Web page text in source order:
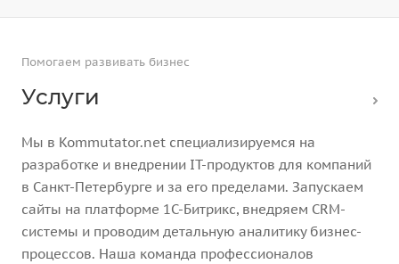
Помогаем развивать бизнес
Услуги
Мы в Kommutator.net специализируемся на
разработке и внедрении IT-продуктов для компаний
в Санкт-Петербурге и за его пределами. Запускаем
сайты на платформе 1С-Битрикс, внедряем CRM-
системы и проводим детальную аналитику бизнес-
процессов. Наша команда профессионалов